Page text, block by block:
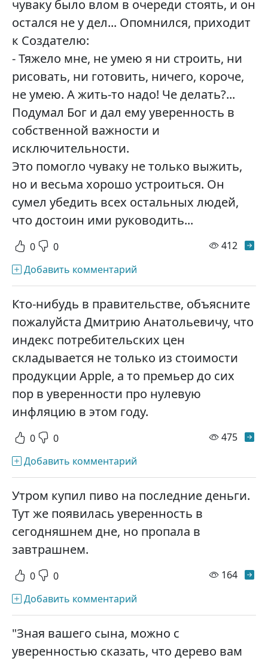
чуваку было влом в очереди стоять, и он
остался не у дел... Опомнился, приходит
к Создателю:
- Тяжело мне, не умею я ни строить, ни
рисовать, ни готовить, ничего, короче,
не умею. А жить-то надо! Че делать?...
Подумал Бог и дал ему уверенность в
собственной важности и
исключительности.
Это помогло чуваку не только выжить,
но и весьма хорошо устроиться. Он
сумел убедить всех остальных людей,
что достоин ими руководить...
0 0 412
Добавить комментарий
Кто-нибудь в правительстве, объясните
пожалуйста Дмитрию Анатольевичу, что
индекс потребительских цен
складывается не только из стоимости
продукции Apple, а то премьер до сих
пор в уверенности про нулевую
инфляцию в этом году.
0 0 475
Добавить комментарий
Утром купил пиво на последние деньги.
Тут же появилась уверенность в
сегодняшнем дне, но пропала в
завтрашнем.
0 0 164
Добавить комментарий
"Зная вашего сына, можно с
уверенностью сказать, что дерево вам